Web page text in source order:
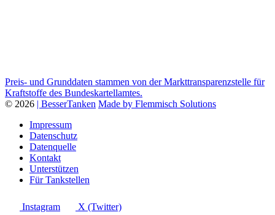
Preis- und Grunddaten stammen von der Markttransparenzstelle für
Kraftstoffe des Bundeskartellamtes.
© 2026 | BesserTanken Made by Flemmisch Solutions
Impressum
Datenschutz
Datenquelle
Kontakt
Unterstützen
Für Tankstellen
Instagram X (Twitter)